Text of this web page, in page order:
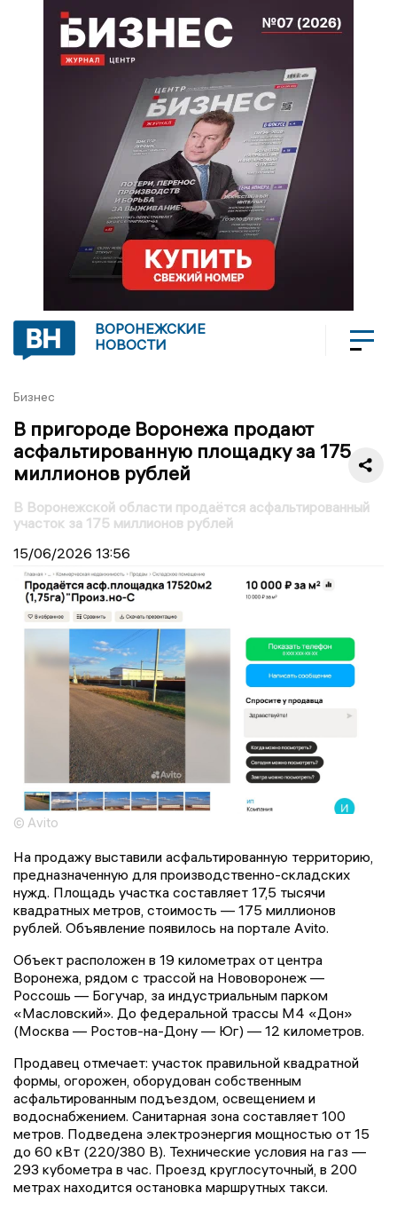
ВОРОНЕЖСКИЕ
НОВОСТИ
Бизнес
В пригороде Воронежа продают
асфальтированную площадку за 175
миллионов рублей
В Воронежской области продаётся асфальтированный
участок за 175 миллионов рублей
15/06/2026 13:56
© Avito
На продажу выставили асфальтированную территорию,
предназначенную для производственно-складских
нужд. Площадь участка составляет 17,5 тысячи
квадратных метров, стоимость — 175 миллионов
рублей. Объявление появилось на портале Avito.
Объект расположен в 19 километрах от центра
Воронежа, рядом с трассой на Нововоронеж —
Россошь — Богучар, за индустриальным парком
«Масловский». До федеральной трассы М4 «Дон»
(Москва — Ростов-на-Дону — Юг) — 12 километров.
Продавец отмечает: участок правильной квадратной
формы, огорожен, оборудован собственным
асфальтированным подъездом, освещением и
водоснабжением. Санитарная зона составляет 100
метров. Подведена электроэнергия мощностью от 15
до 60 кВт (220/380 В). Технические условия на газ —
293 кубометра в час. Проезд круглосуточный, в 200
метрах находится остановка маршрутных такси.